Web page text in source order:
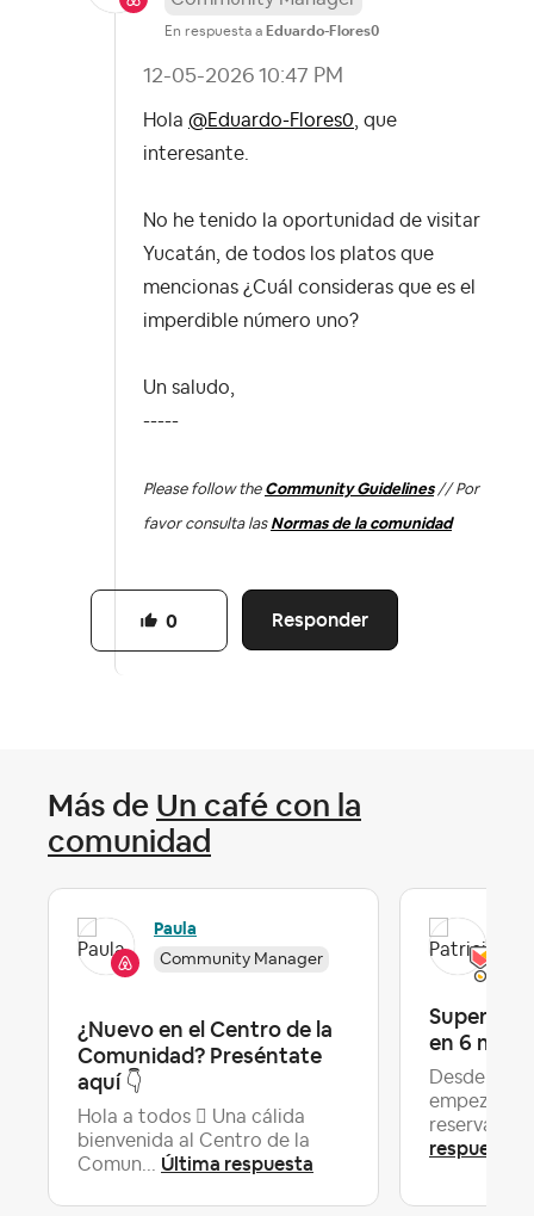
En respuesta a Eduardo-Flores0
‎12-05-2026 10:47 PM
Hola @Eduardo-Flores0, que
interesante.
No he tenido la oportunidad de visitar
Yucatán, de todos los platos que
mencionas ¿Cuál consideras que es el
imperdible número uno?
Un saludo,
-----
Please follow the Community Guidelines// Por
favor consulta las Normas de la comunidad
Responder
0
Más de Un café con la
comunidad
Paula
Community Manager
¿Nuevo en el Centro de la
Comunidad? Preséntate
aquí ‌👇
Hola a todos  Una cálida
bienvenida al Centro de la
Comun... Última respuesta
en 6
Desde el
respuesta